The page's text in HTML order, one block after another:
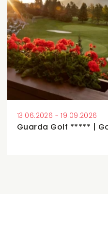
13.06.2026 - 19.09.2026
Guarda Golf ***** |